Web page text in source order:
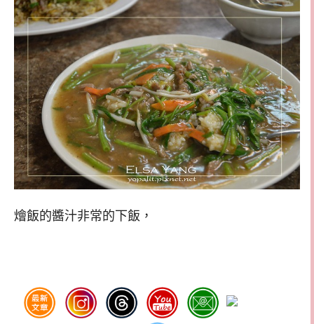
燴飯的醬汁非常的下飯，